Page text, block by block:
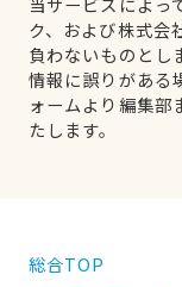
ク、および株式会
負わないものとし
情報に誤りがある
ォームより編集部
たします。
総合TOP